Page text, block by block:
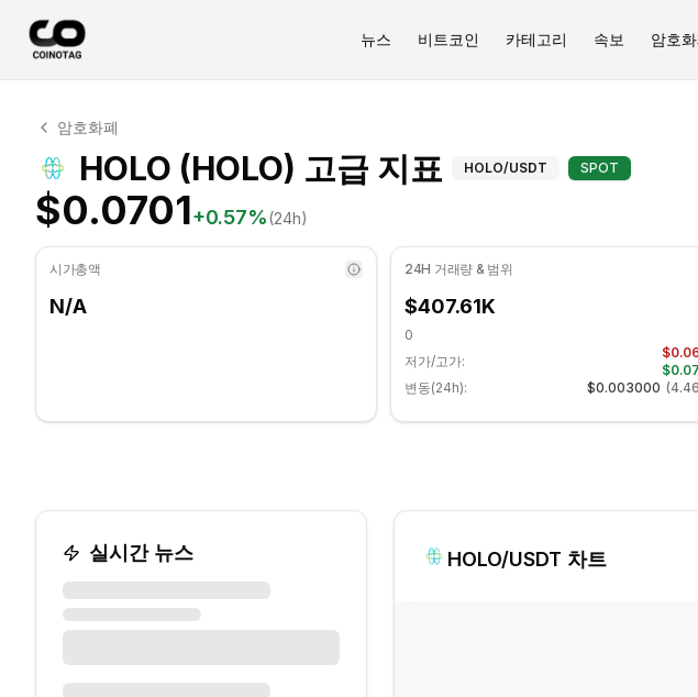
뉴스 비트코인 카테고리 속보 암호
HOLO 기술적 분석
HOLO 현재 $0.0701에 거래되고 있습니다. RSI 지표는 53.09 수준입니다 중립
암호화폐
HOLO (HOLO) 고급 지표 HOLO (HOLO)
HOLO/USDT SPOT
$0.0701+0.57%(24h)
시가총액
N/A
24H 거래량 & 범위
$407.61K
0
저가/고가:
변동(24h):
$0.003000 (
실시간 뉴스 HOLO/USDT 차트